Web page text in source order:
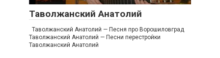
Таволжанский Анатолий
Таволжанский Анатолий — Песня про Ворошиловград
Таволжанский Анатолий — Песни перестройки
Таволжанский Анатолий